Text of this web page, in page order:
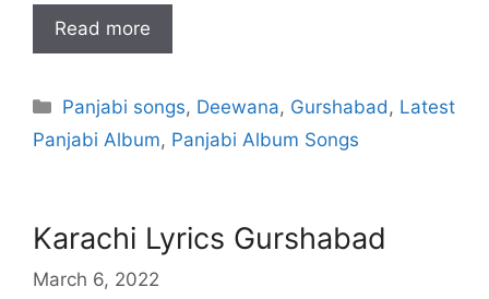
Read more
Categories
Panjabi songs, Deewana, Gurshabad, Latest
Panjabi Album, Panjabi Album Songs
Karachi Lyrics Gurshabad
March 6, 2022